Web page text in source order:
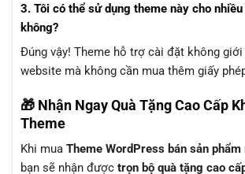
3. Tôi có thể sử dụng theme này cho
không?
Đúng vậy! Theme hỗ trợ cài đặt không giới
website mà không cần mua thêm giấy
🎁 Nhận Ngay Quà Tặng Cao Cấp
Theme
Khi mua Theme WordPress bán sản phẩm
bạn sẽ nhận được trọn bộ quà tặng cao